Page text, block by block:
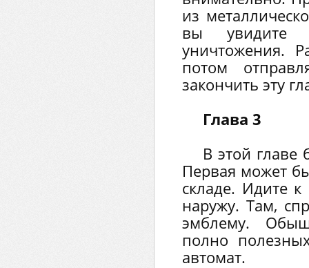
из
вы увидите
уничтожения.
потом
закончить эту
Глава 3
В этой главе
Первая может
складе. Идите
наружу. Там,
эмблему.
полно
автомат.